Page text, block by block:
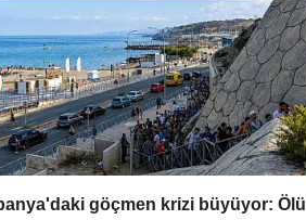
göçmen krizi büyüyor: Ölü